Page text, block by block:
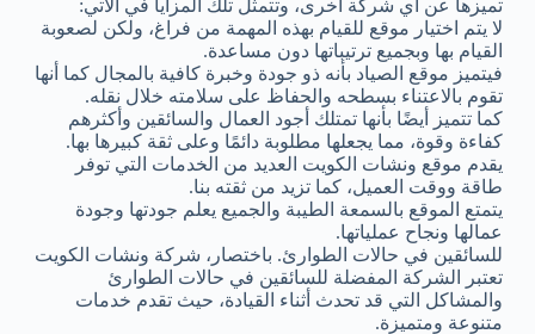
تميزها عن أي شركة أخرى، وتتمثل تلك المزايا في الآتي:
لا يتم اختيار موقع للقيام بهذه المهمة من فراغ، ولكن لصعوبة
القيام بها وبجميع ترتيباتها دون مساعدة.
فيتميز موقع الصياد بأنه ذو جودة وخبرة كافية بالمجال كما أنها
تقوم بالاعتناء بسطحه والحفاظ على سلامته خلال نقله.
كما تتميز أيضًا بأنها تمتلك أجود العمال والسائقين وأكثرهم
كفاءة وقوة، مما يجعلها مطلوبة دائمًا وعلى ثقة كبيرها بها.
يقدم موقع ونشات الكويت العديد من الخدمات التي توفر
طاقة ووقت العميل، كما تزيد من ثقته بنا.
يتمتع الموقع بالسمعة الطيبة والجميع يعلم جودتها وجودة
عمالها ونجاح عملياتها.
للسائقين في حالات الطوارئ. باختصار، شركة ونشات الكويت
تعتبر الشركة المفضلة للسائقين في حالات الطوارئ
والمشاكل التي قد تحدث أثناء القيادة، حيث تقدم خدمات
متنوعة ومتميزة.